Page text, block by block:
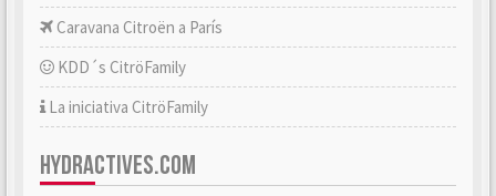
Caravana Citroën a París
KDD´s CitröFamily
La iniciativa CitröFamily
HYDRACTIVES.COM